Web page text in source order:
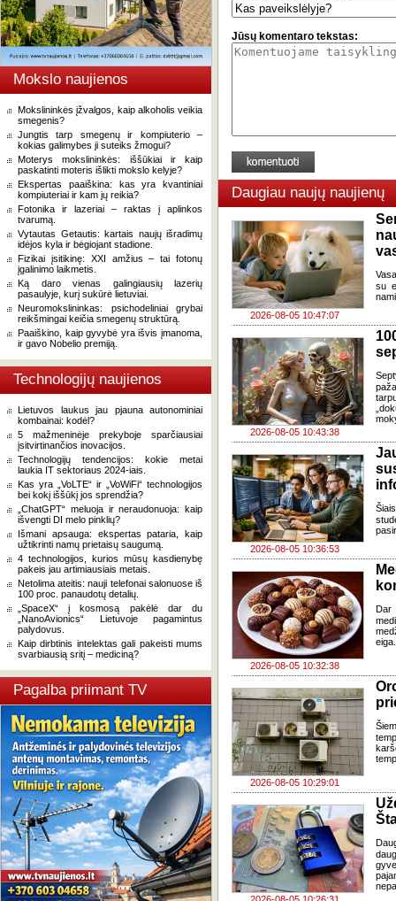
Mokslo naujienos
Mokslininkės įžvalgos, kaip alkoholis veikia
smegenis?
Jungtis tarp smegenų ir kompiuterio –
kokias galimybes ji suteiks žmogui?
Moterys mokslininkės: iššūkiai ir kaip
paskatinti moteris išlikti mokslo kelyje?
Ekspertas paaiškina: kas yra kvantiniai
kompiuteriai ir kam jų reikia?
Fotonika ir lazeriai – raktas į aplinkos
tvarumą.
Vytautas Getautis: kartais naujų išradimų
idėjos kyla ir bėgiojant stadione.
Fizikai įsitikinę: XXI amžius – tai fotonų
įgalinimo laikmetis.
Ką daro vienas galingiausių lazerių
pasaulyje, kurį sukūrė lietuviai.
Neuromokslininkas: psichodeliniai grybai
reikšmingai keičia smegenų struktūrą.
Paaiškino, kaip gyvybė yra išvis įmanoma,
ir gavo Nobelio premiją.
Technologijų naujienos
Lietuvos laukus jau pjauna autonominiai
kombainai: kodėl?
5 mažmeninėje prekyboje sparčiausiai
įsitvirtinančios inovacijos.
Technologijų tendencijos: kokie metai
laukia IT sektoriaus 2024-iais.
Kas yra „VoLTE“ ir „VoWiFi“ technologijos
bei kokį iššūkį jos sprendžia?
„ChatGPT“ meluoja ir neraudonuoja: kaip
išvengti DI melo pinklių?
Išmani apsauga: ekspertas pataria, kaip
užtikrinti namų prietaisų saugumą.
4 technologijos, kurios mūsų kasdienybę
pakeis jau artimiausiais metais.
Netolima ateitis: nauji telefonai salonuose iš
100 proc. panaudotų detalių.
„SpaceX“ į kosmosą pakėlė dar du
„NanoAvionics“ Lietuvoje pagamintus
palydovus.
Kaip dirbtinis intelektas gali pakeisti mums
svarbiausią sritį – mediciną?
Pagalba priimant TV
Jūsų komentaro tekstas:
Daugiau naujų naujienų
2026-08-05 10:47:07
su
2026-08-05 10:43:38
2026-08-05 10:36:53
2026-08-05 10:32:38
Dar
2026-08-05 10:29:01